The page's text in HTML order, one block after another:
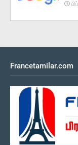
Francetamilar.com